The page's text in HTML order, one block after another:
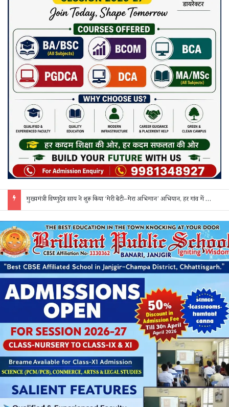
मुख्यमंत्री विष्णुदेव साय ने शुरू किया ‘मेरी बेटी–मेरा अभिमान’ अभियान, हर गांव में मुक्तिधाम और हर स्कूल में बालिका शौचालय